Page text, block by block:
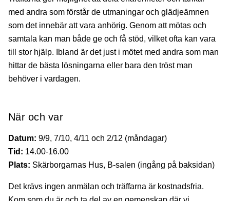
med andra som förstår de utmaningar och glädjeämnen
som det innebär att vara anhörig. Genom att mötas och
samtala kan man både ge och få stöd, vilket ofta kan vara
till stor hjälp. Ibland är det just i mötet med andra som man
hittar de bästa lösningarna eller bara den tröst man
behöver i vardagen.
När och var
Datum: 9/9, 7/10, 4/11 och 2/12 (måndagar)
Tid: 14.00-16.00
Plats: Skärborgarnas Hus, B-salen (ingång på baksidan)
Det krävs ingen anmälan och träffarna är kostnadsfria.